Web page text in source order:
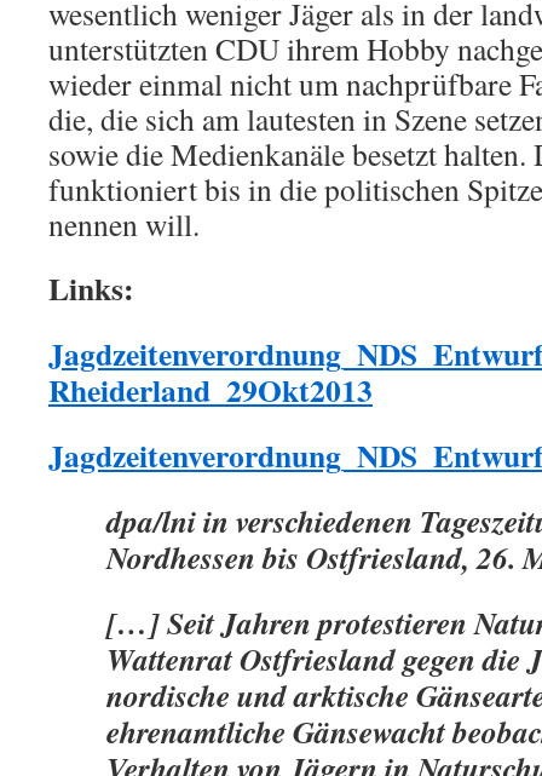
wesentlich weniger Jäger als in der
unterstützten CDU ihrem Hobby
wieder einmal nicht um nachprüfbare
die, die sich am lautesten in Szene
sowie die Medienkanäle besetzt halten.
funktioniert bis in die politischen
nennen will.
Links:
Rheiderland_29Okt2013
dpa/lni in verschiedenen
Nordhessen bis Ostfriesland, 26.
[…] Seit Jahren protestieren
Wattenrat Ostfriesland gegen die
nordische und arktische
ehrenamtliche Gänsewacht